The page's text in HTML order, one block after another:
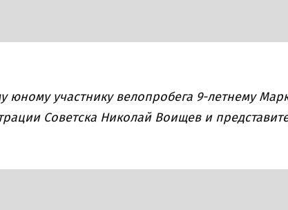
юному участнику велопробега 9-летнему
Советска Николай Воищев и